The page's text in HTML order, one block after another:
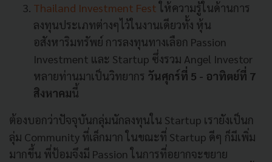
Thailand Investment Festให้ความรู้ในด้านการ
ลงทุนประเภทต่างๆไว้ในงานเดียวทั้ง หุ้น
อสังหาริมทรัพย์ การลงทุนทางเลือก Passion
Investment และ Startup ซึ่งรวม Angel Investor
หลายท่านมาเป็นวิทยากร วันศุกร์ที่ 5 - อาทิตย์ที่ 7
สิงหาคมนี้
ต้องบอกว่าปัจจุบันกลุ่มนักลงทุนใน Startup เรายังเป็นก
ลุ่ม Community ที่เล็กมาก ในขณะที่ Startup ดีๆ ก็มีเพิ่ม
มากขึ้น พี่ป้อมจึงมี Passion ในการที่อยากจะขยาย